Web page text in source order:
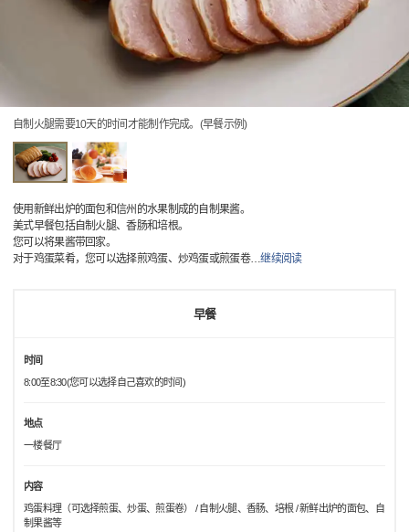
自制火腿需要10天的时间才能制作完成。(早餐示例)
使用新鲜出炉的面包和信州的水果制成的自制果酱。
美式早餐包括自制火腿、香肠和培根。
您可以将果酱带回家。
对于鸡蛋菜肴，您可以选择煎鸡蛋、炒鸡蛋或煎蛋卷…继续阅读
早餐
时间
8:00至8:30(您可以选择自己喜欢的时间)
地点
一楼餐厅
内容
鸡蛋料理（可选择煎蛋、炒蛋、煎蛋卷） / 自制火腿、香肠、培根 / 新鲜出炉的面包、自
制果酱等